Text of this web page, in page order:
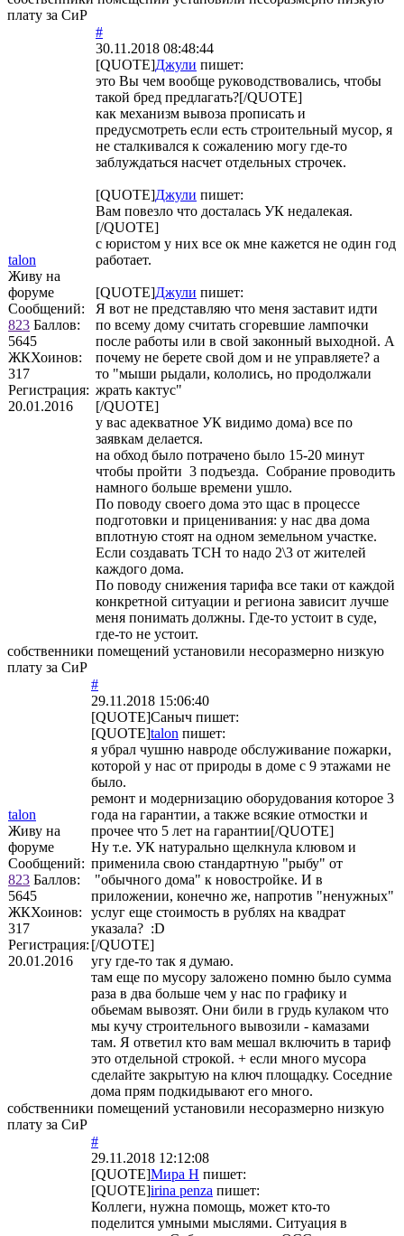
плату за СиР
talon
Живу на
форуме
Сообщений:
823 Баллов:
5645
ЖКХоинов:
317
Регистрация:
20.01.2016
#
30.11.2018 08:48:44
[QUOTE]Джули пишет:
это Вы чем вообще руководствовались, чтобы
такой бред предлагать?[/QUOTE]
как механизм вывоза прописать и
предусмотреть если есть строительный мусор, я
не сталкивался к сожалению могу где-то
заблуждаться насчет отдельных строчек.
[QUOTE]Джули пишет:
Вам повезло что досталась УК недалекая.
[/QUOTE]
с юристом у них все ок мне кажется не один год
работает.
[QUOTE]Джули пишет:
Я вот не представляю что меня заставит идти
по всему дому считать сгоревшие лампочки
после работы или в свой законный выходной. А
почему не берете свой дом и не управляете? а
то "мыши рыдали, кололись, но продолжали
жрать кактус"
[/QUOTE]
у вас адекватное УК видимо дома) все по
заявкам делается.
на обход было потрачено было 15-20 минут
чтобы пройти 3 подъезда. Собрание проводить
намного больше времени ушло.
По поводу своего дома это щас в процессе
подготовки и приценивания: у нас два дома
вплотную стоят на одном земельном участке.
Если создавать ТСН то надо 2\3 от жителей
каждого дома.
По поводу снижения тарифа все таки от каждой
конкретной ситуации и региона зависит лучше
меня понимать должны. Где-то устоит в суде,
где-то не устоит.
собственники помещений установили несоразмерно низкую
плату за СиР
talon
Живу на
форуме
Сообщений:
823 Баллов:
5645
ЖКХоинов:
317
Регистрация:
20.01.2016
#
29.11.2018 15:06:40
[QUOTE]Саныч пишет:
[QUOTE]talon пишет:
я убрал чушню навроде обслуживание пожарки,
которой у нас от природы в доме с 9 этажами не
было.
ремонт и модернизацию оборудования которое 3
года на гарантии, а также всякие отмостки и
прочее что 5 лет на гарантии[/QUOTE]
Ну т.е. УК натурально щелкнула клювом и
применила свою стандартную "рыбу" от
"обычного дома" к новостройке. И в
приложении, конечно же, напротив "ненужных"
услуг еще стоимость в рублях на квадрат
указала? :D
[/QUOTE]
угу где-то так я думаю.
там еще по мусору заложено помню было сумма
раза в два больше чем у нас по графику и
обьемам вывозят. Они били в грудь кулаком что
мы кучу строительного вывозили - камазами
там. Я ответил кто вам мешал включить в тариф
это отдельной строкой. + если много мусора
сделайте закрытую на ключ площадку. Соседние
дома прям подкидывают его много.
собственники помещений установили несоразмерно низкую
плату за СиР
#
29.11.2018 12:12:08
[QUOTE]Мира Н пишет:
[QUOTE]irina penza пишет:
Коллеги, нужна помощь, может кто-то
поделится умными мыслями. Ситуация в